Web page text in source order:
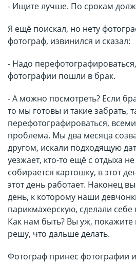
- Ищите лучше. По срокам
Я ещё поискал, но нету
фотограф, извинился и сказал:
- Надо перефотографироваться,
фотографии пошли в брак.
- А можно посмотреть? Если
то мы готовы и такие забрать,
перефотографироваться,
проблема. Мы два месяца
другом, искали подходящую
уезжает, кто-то ещё с отдыха
собирается картошку, в этот
этот день работает. Наконец
день, к которому наши
парикмахерскую, сделали
Как нам быть? Вы уж,
решу, что дальше делать.
Фотограф принес фотографии